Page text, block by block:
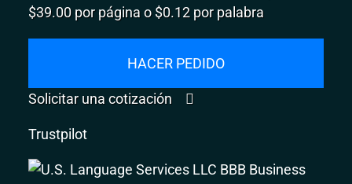
$39.00 por página o $0.12 por palabra
HACER PEDIDO
Solicitar una cotización
Trustpilot